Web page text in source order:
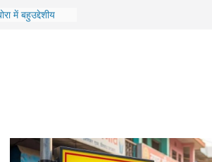
में बहुउद्देशीय
महिलाओं का हुआ है
सीएम करेंगे
में गिरी शिक्षकों